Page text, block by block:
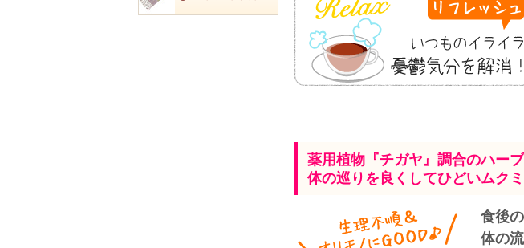
薬用植物『チガヤ』調合のハー
体の巡りを良くしてひどいムク
食後
体の